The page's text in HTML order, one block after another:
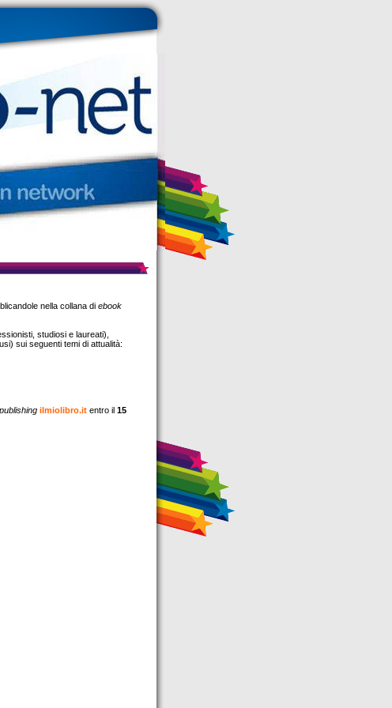
nella collana di ebook
studiosi e laureati),
sui seguenti temi di attualità:
ilmiolibro.it entro il 15